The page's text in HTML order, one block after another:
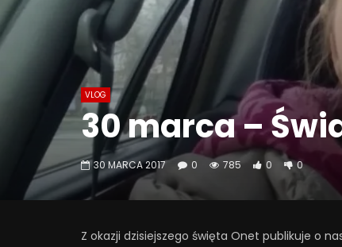
VLOG
30 marca –
30 MARCA 2017 0 785 0 0
Z okazji dzisiejszego święta Onet publikuje o